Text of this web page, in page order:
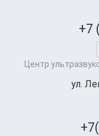
+7
Центр
ул.